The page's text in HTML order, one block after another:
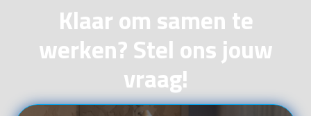
Klaar om samen te
werken? Stel ons jouw
vraag!